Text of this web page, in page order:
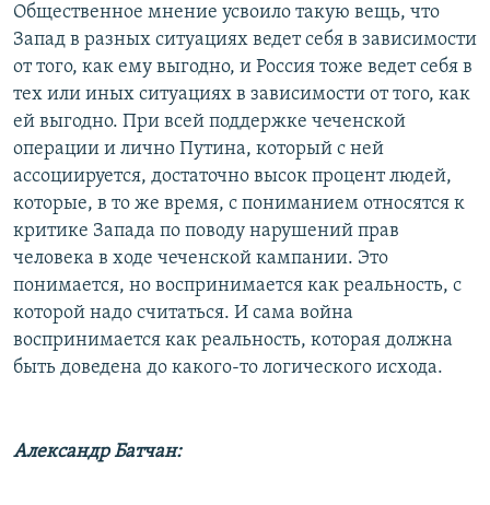
Общественное мнение усвоило такую вещь, что
Запад в разных ситуациях ведет себя в зависимости
от того, как ему выгодно, и Россия тоже ведет себя в
тех или иных ситуациях в зависимости от того, как
ей выгодно. При всей поддержке чеченской
операции и лично Путина, который с ней
ассоциируется, достаточно высок процент людей,
которые, в то же время, с пониманием относятся к
критике Запада по поводу нарушений прав
человека в ходе чеченской кампании. Это
понимается, но воспринимается как реальность, с
которой надо считаться. И сама война
воспринимается как реальность, которая должна
быть доведена до какого-то логического исхода.
Александр Батчан: